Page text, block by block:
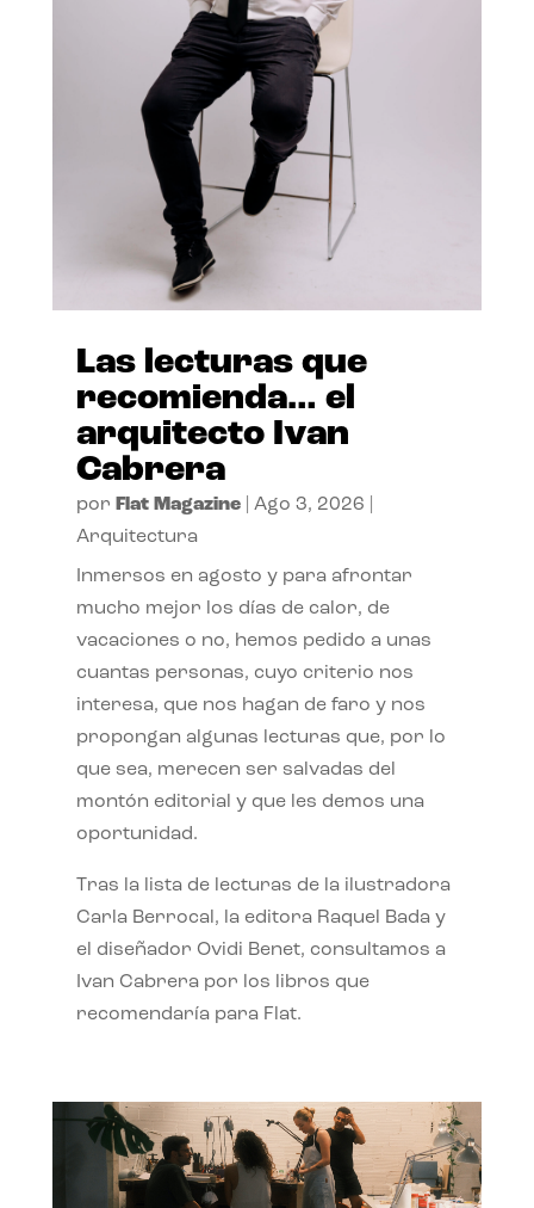
Las lecturas que
recomienda… el
arquitecto Ivan
Cabrera
por Flat Magazine| Ago 3, 2026
Arquitectura
Inmersos en agosto y para afrontar
mucho mejor los días de calor, de
vacaciones o no, hemos pedido a unas
cuantas personas, cuyo criterio nos
interesa, que nos hagan de faro y nos
propongan algunas lecturas que, por lo
que sea, merecen ser salvadas del
montón editorial y que les demos una
oportunidad.
Tras la lista de lecturas de la ilustradora
Carla Berrocal, la editora Raquel Bada y
el diseñador Ovidi Benet, consultamos a
Ivan Cabrera por los libros que
recomendaría para Flat.